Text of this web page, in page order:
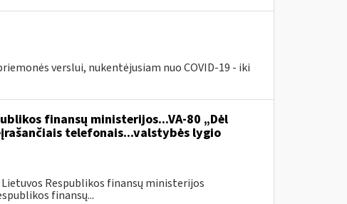
verslui, nukentėjusiam nuo COVID-19 - iki
finansų ministerijos...VA-80 „Dėl
telefonais...valstybės lygio
Respublikos finansų ministerijos
finansų...